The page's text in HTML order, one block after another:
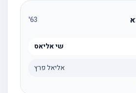
63
'
שי אליאס
אליאל פרץ